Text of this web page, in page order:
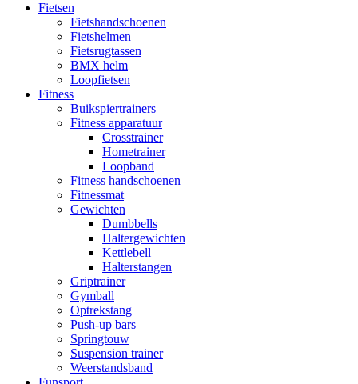
Fietsen
Fietshandschoenen
Fietshelmen
Fietsrugtassen
BMX helm
Loopfietsen
Fitness
Buikspiertrainers
Fitness apparatuur
Crosstrainer
Hometrainer
Loopband
Fitness handschoenen
Fitnessmat
Gewichten
Dumbbells
Haltergewichten
Kettlebell
Halterstangen
Griptrainer
Gymball
Optrekstang
Push-up bars
Springtouw
Suspension trainer
Weerstandsband